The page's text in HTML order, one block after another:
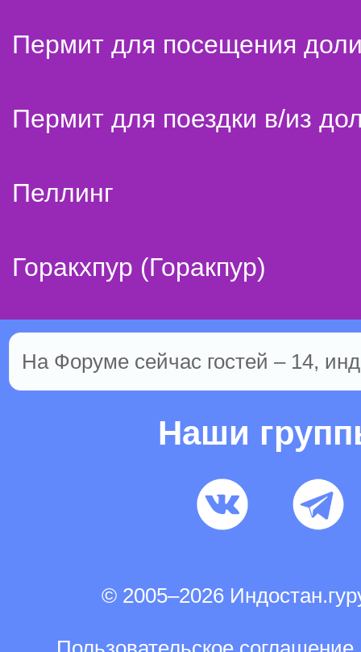
Пермит для посещения
Пермит для поездки в/из
Пеллинг
Горакхпур (Горакпур)
На Форуме сейчас гостей – 14,
Наши
© 2005–2026